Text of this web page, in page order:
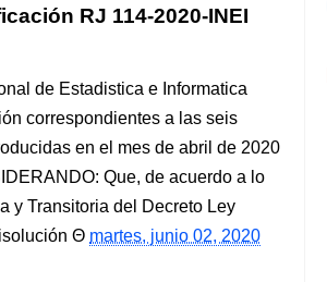
RJ 114-2020-INEI
de Estadistica e Informatica
correspondientes a las seis
en el mes de abril de 2020
Que, de acuerdo a lo
y Transitoria del Decreto Ley
martes, junio 02, 2020